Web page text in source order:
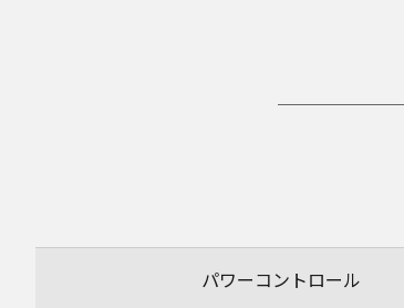
パワーコントロール